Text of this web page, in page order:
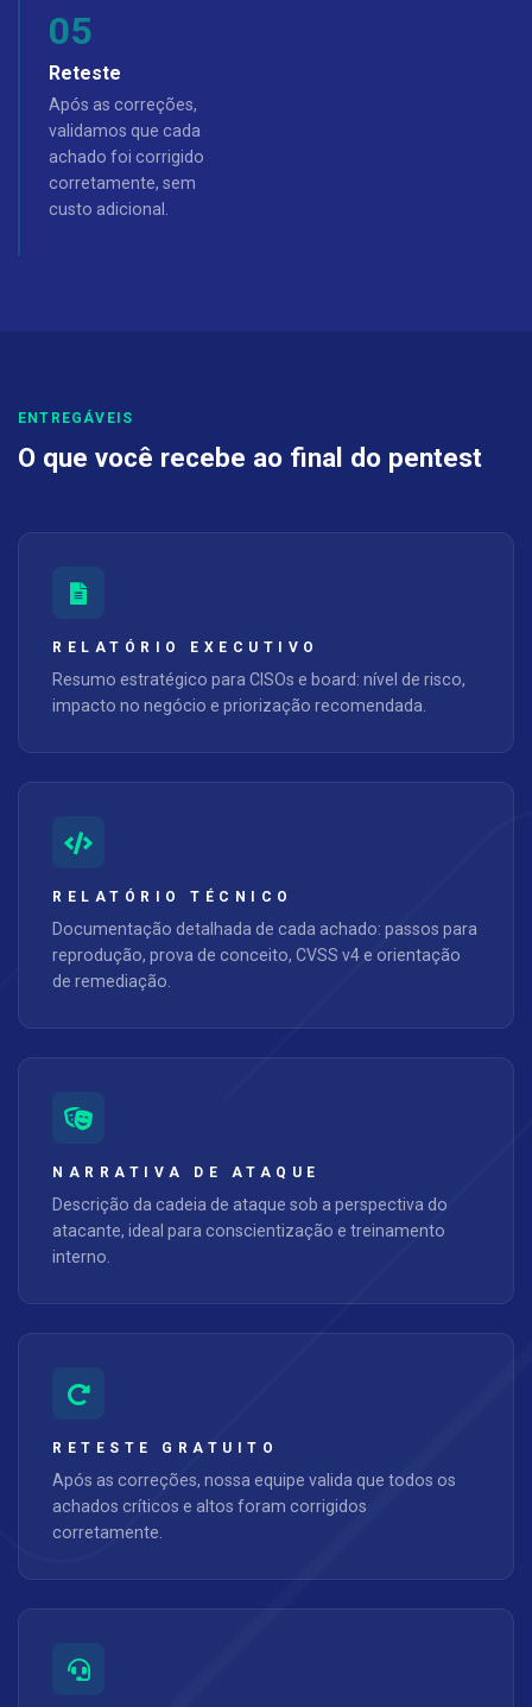
Reteste
Após as correções,
validamos que cada
achado foi corrigido
corretamente, sem
custo adicional.
ENTREGÁVEIS
O que você recebe ao final do pentest
RELATÓRIO EXECUTIVO
Resumo estratégico para CISOs e board: nível de risco,
impacto no negócio e priorização recomendada.
RELATÓRIO TÉCNICO
Documentação detalhada de cada achado: passos para
reprodução, prova de conceito, CVSS v4 e orientação
de remediação.
NARRATIVA DE ATAQUE
Descrição da cadeia de ataque sob a perspectiva do
atacante, ideal para conscientização e treinamento
interno.
RETESTE GRATUITO
Após as correções, nossa equipe valida que todos os
achados críticos e altos foram corrigidos
corretamente.